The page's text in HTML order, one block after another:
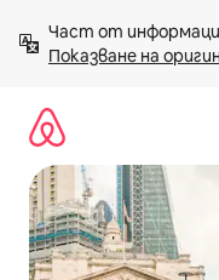
към
съдържанието
Показване на